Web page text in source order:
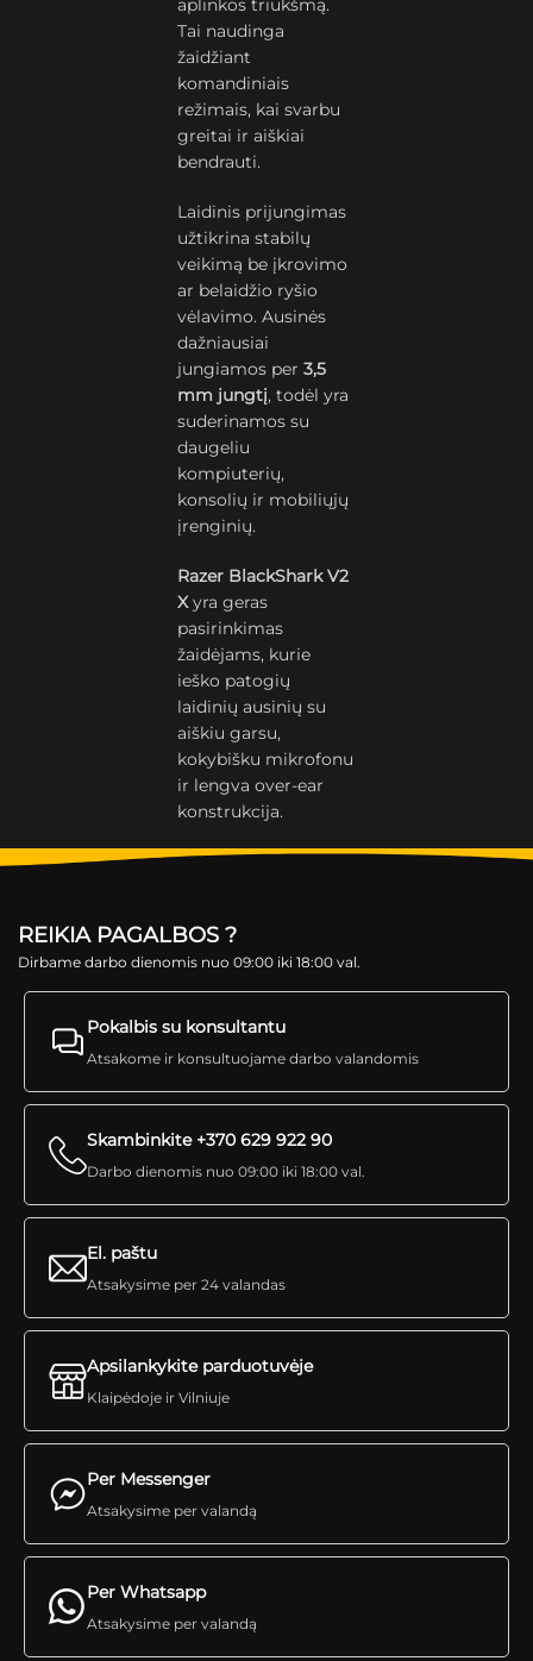
aplinkos triukšmą.
Tai naudinga
žaidžiant
komandiniais
režimais, kai svarbu
greitai ir aiškiai
bendrauti.
Laidinis prijungimas
užtikrina stabilų
veikimą be įkrovimo
ar belaidžio ryšio
vėlavimo. Ausinės
dažniausiai
jungiamos per3,5
mm jungtį, todėl yra
suderinamos su
daugeliu
kompiuterių,
konsolių ir mobiliųjų
įrenginių.
Razer BlackShark V2
Xyra geras
pasirinkimas
žaidėjams, kurie
ieško patogių
laidinių ausinių su
aiškiu garsu,
kokybišku mikrofonu
ir lengva over-ear
konstrukcija.
REIKIA PAGALBOS ?
Dirbame darbo dienomis nuo 09:00 iki 18:00 val.
Pokalbis su konsultantu
Atsakome ir konsultuojame darbo valandomis
Skambinkite +370 629 922 90
Darbo dienomis nuo 09:00 iki 18:00 val.
Per Messenger
Atsakysime per valandą
El. paštu
Atsakysime per 24 valandas
Apsilankykite parduotuvėje
Klaipėdoje ir Vilniuje
Per Whatsapp
Atsakysime per valandą